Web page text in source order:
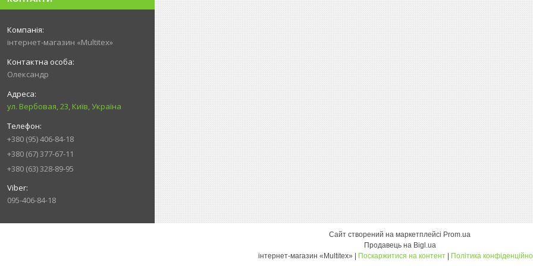
інтернет-магазин «Multitex»
Олександр
ул. Вербовая, 23, Київ, Україна
+380 (95) 406-84-18
+380 (67) 377-67-11
+380 (63) 328-89-95
095-406-84-18
Сайт створений на маркетплейсі Prom.ua
Продавець на Bigl.ua
Поскаржитися на контент Політика